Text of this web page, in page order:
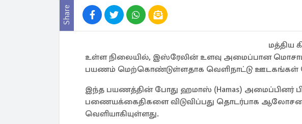
Share
மத்திய
உள்ள நிலையில், இஸ்ரேலின் உளவு அமைப்பான
பயணம் மெற்கொண்டுள்ளதாக வெளிநாட்டு ஊடகங்கள்
இந்த பயணத்தின் போது ஹமாஸ் (Hamas) அமைப்பினர்
பணையக்கைதிகளை விடுவிப்பது தொடர்பாக
வெளியாகியுள்ளது.